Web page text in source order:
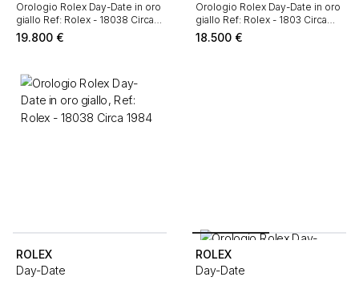
Orologio Rolex Day-Date in oro
giallo Ref: Rolex - 18038 Circa
1977
19.800 €
Orologio Rolex Day-Date in oro
giallo Ref: Rolex - 1803 Circa
1977
18.500 €
ROLEX
Day-Date
ROLEX
Day-Date